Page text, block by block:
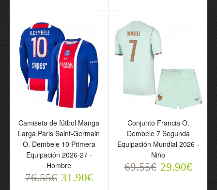
Germain O. Dembele 10
Primera Equipación
2026-27 - Niño
69.55€ 29.90€
Camiseta de fútbol Manga
Larga Paris Saint-Germain
O. Dembele 10 Primera
Equipación 2026-27 -
Hombre
76.55€ 31.90€
Conjunto Francia O.
Dembele 7 Segunda
Equipación Mundial 2026 -
Niño
69.55€ 29.90€